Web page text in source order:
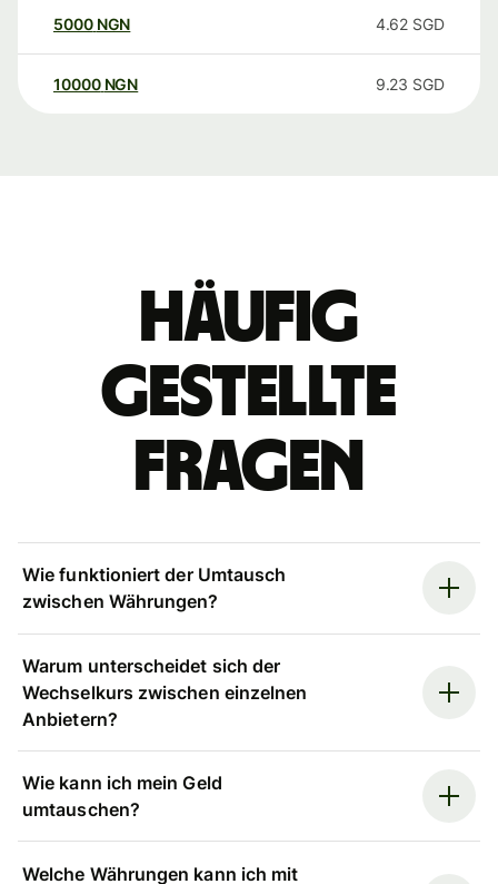
5000 NGN 4.62 SGD
10000 NGN 9.23 SGD
Häufig
gestellte
Fragen
Wie funktioniert der Umtausch
zwischen Währungen?
Warum unterscheidet sich der
Wechselkurs zwischen einzelnen
Anbietern?
Wie kann ich mein Geld
umtauschen?
Welche Währungen kann ich mit